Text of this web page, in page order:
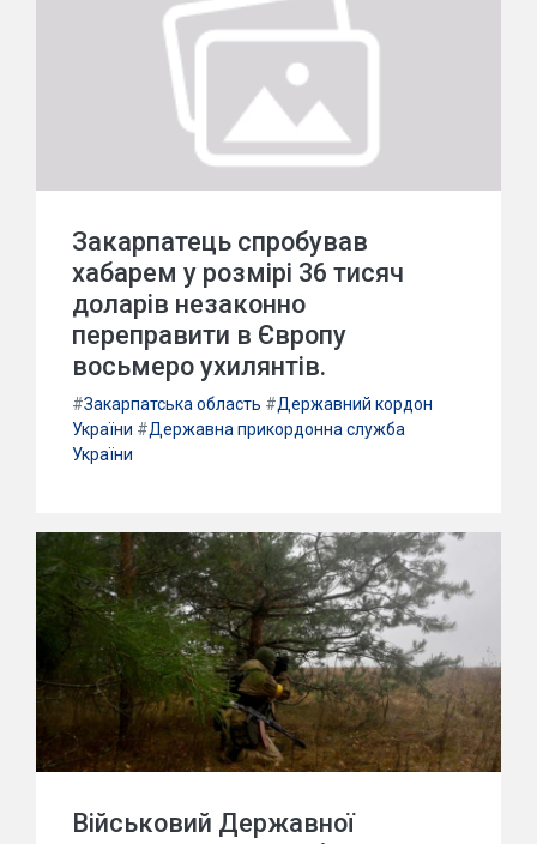
Закарпатець спробував
хабарем у розмірі 36 тисяч
доларів незаконно
переправити в Європу
восьмеро ухилянтів.
#Закарпатська область #Державний кордон
України #Державна прикордонна служба
України
Військовий Державної